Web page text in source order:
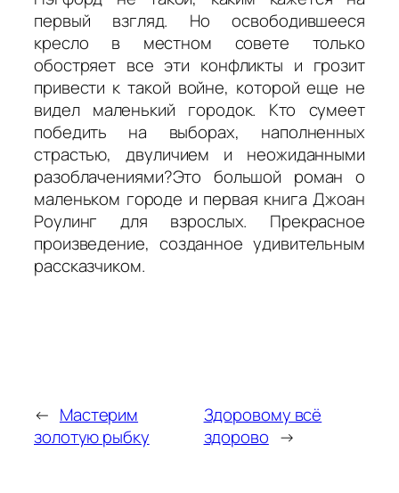
первый взгляд. Но освободившееся
кресло в местном совете только
обостряет все эти конфликты и грозит
привести к такой войне, которой еще не
видел маленький городок. Кто сумеет
победить на выборах, наполненных
страстью, двуличием и неожиданными
разоблачениями?Это большой роман о
маленьком городе и первая книга Джоан
Роулинг для взрослых. Прекрасное
произведение, созданное удивительным
рассказчиком.
← Мастерим
золотую рыбку
Здоровому всё
здорово →